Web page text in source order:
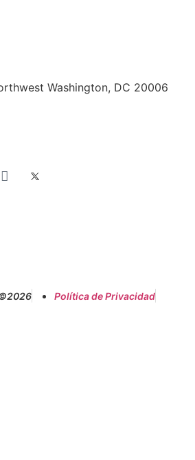
Washington, DC 20006
Política de Privacidad